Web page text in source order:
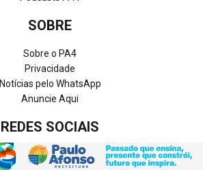
SOBRE
Sobre o PA4
Privacidade
Notícias pelo WhatsApp
Anuncie Aqui
REDES SOCIAIS